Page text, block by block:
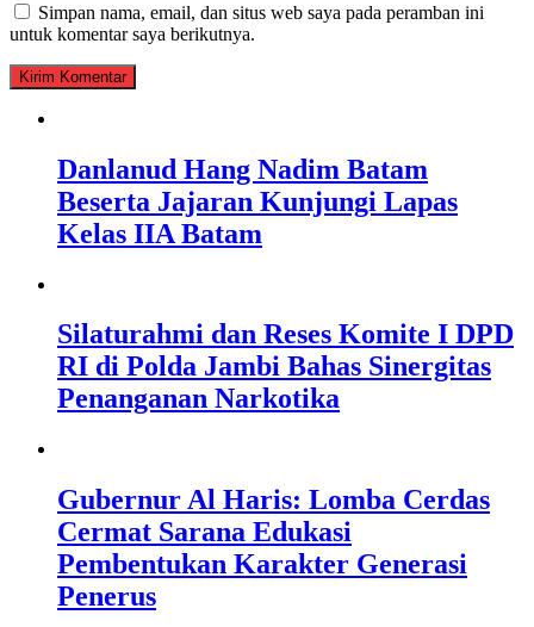
Simpan nama, email, dan situs web saya pada peramban ini
untuk komentar saya berikutnya.
Danlanud Hang Nadim Batam
Beserta Jajaran Kunjungi Lapas
Kelas IIA Batam
Silaturahmi dan Reses Komite I DPD
RI di Polda Jambi Bahas Sinergitas
Penanganan Narkotika
Gubernur Al Haris: Lomba Cerdas
Cermat Sarana Edukasi
Pembentukan Karakter Generasi
Penerus